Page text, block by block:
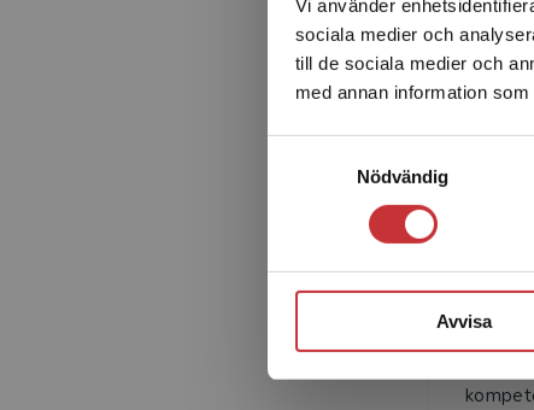
Vi använder
sociala medier och
till de sociala medier och
med annan information
Nödvändig
Avvisa
Benita